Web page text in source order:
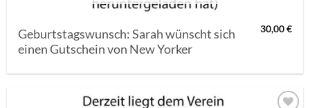
Geburtstagswunsch: Sarah wünscht sich
einen Gutschein von New Yorker
30,00€